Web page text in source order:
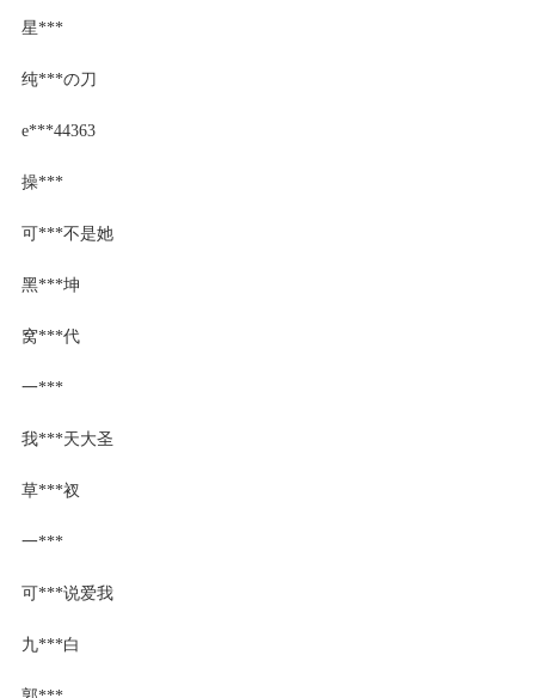
星***
纯***の刀
e***44363
操***
可***不是她
黑***坤
窝***代
一***
我***天大圣
草***衩
一***
可***说爱我
九***白